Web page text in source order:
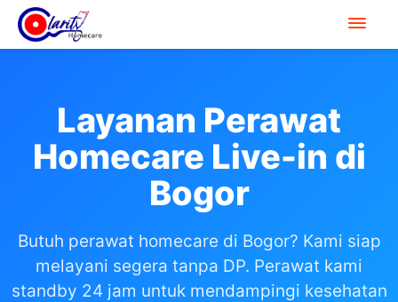
Layanan Perawat
Homecare Live-in di
Bogor
Butuh perawat homecare di Bogor? Kami siap
melayani segera tanpa DP. Perawat kami
standby 24 jam untuk mendampingi kesehatan